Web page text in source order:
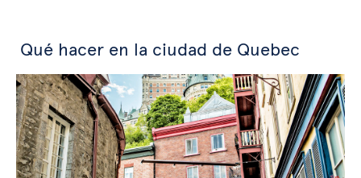
Qué hacer en la ciudad de Quebec